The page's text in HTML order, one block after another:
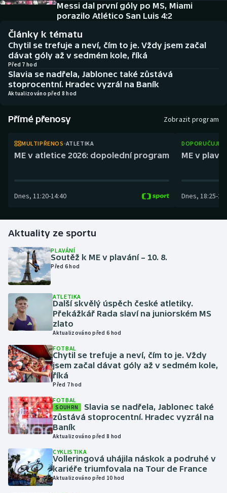
Baseball a softbal
Basketbal
Biatlon
Boby a skeleton
Box
Curling
Golf
Gymnastika
Házená
Jezdectví
Judo
Krasobruslení
Lezení
Lyže a snowboard
Moderní pětiboj
Motorsport
Olympijské hry
Historické návraty
Aplikace ČT sport
AZ kvíz
Messi dal první góly po MS, Miami
porazilo Atlético San Luis 4:2
Články k tématu
Chytil se trefuje a neví, čím to je. Vždy jsem začal
dávat góly až v sedmém kole, říká
Před 7 hod
Slavia se nadřela, Jablonec také zůstává
stoprocentní. Hradec vyzrál na Baník
Aktualizováno před 8 hod
Přímé přenosy Zobrazit program
MULTIPŘENOS ATLETIKA
ME v atletice 2026: dopolední program
Dnes, 11:20-14:40
ME v
Dnes, 18:25-
Aktuality ze sportu
PLAVÁNÍ
Soutěž k ME v plavání – 10. 8.
Před 6 hod
ATLETIKA
Další skvělý úspěch české atletiky.
Překážkář Rada slaví na juniorském MS
zlato
Aktualizováno před 6 hod
FOTBAL
Chytil se trefuje a neví, čím to je. Vždy
jsem začal dávat góly až v sedmém kole,
říká
Před 7 hod
FOTBAL
SOUHRN
Slavia se nadřela, Jablonec také
zůstává stoprocentní. Hradec vyzrál na
Baník
Aktualizováno před 8 hod
CYKLISTIKA
Volleringová uhájila náskok a podruhé v
kariéře triumfovala na Tour de France
Aktualizováno před 10 hod